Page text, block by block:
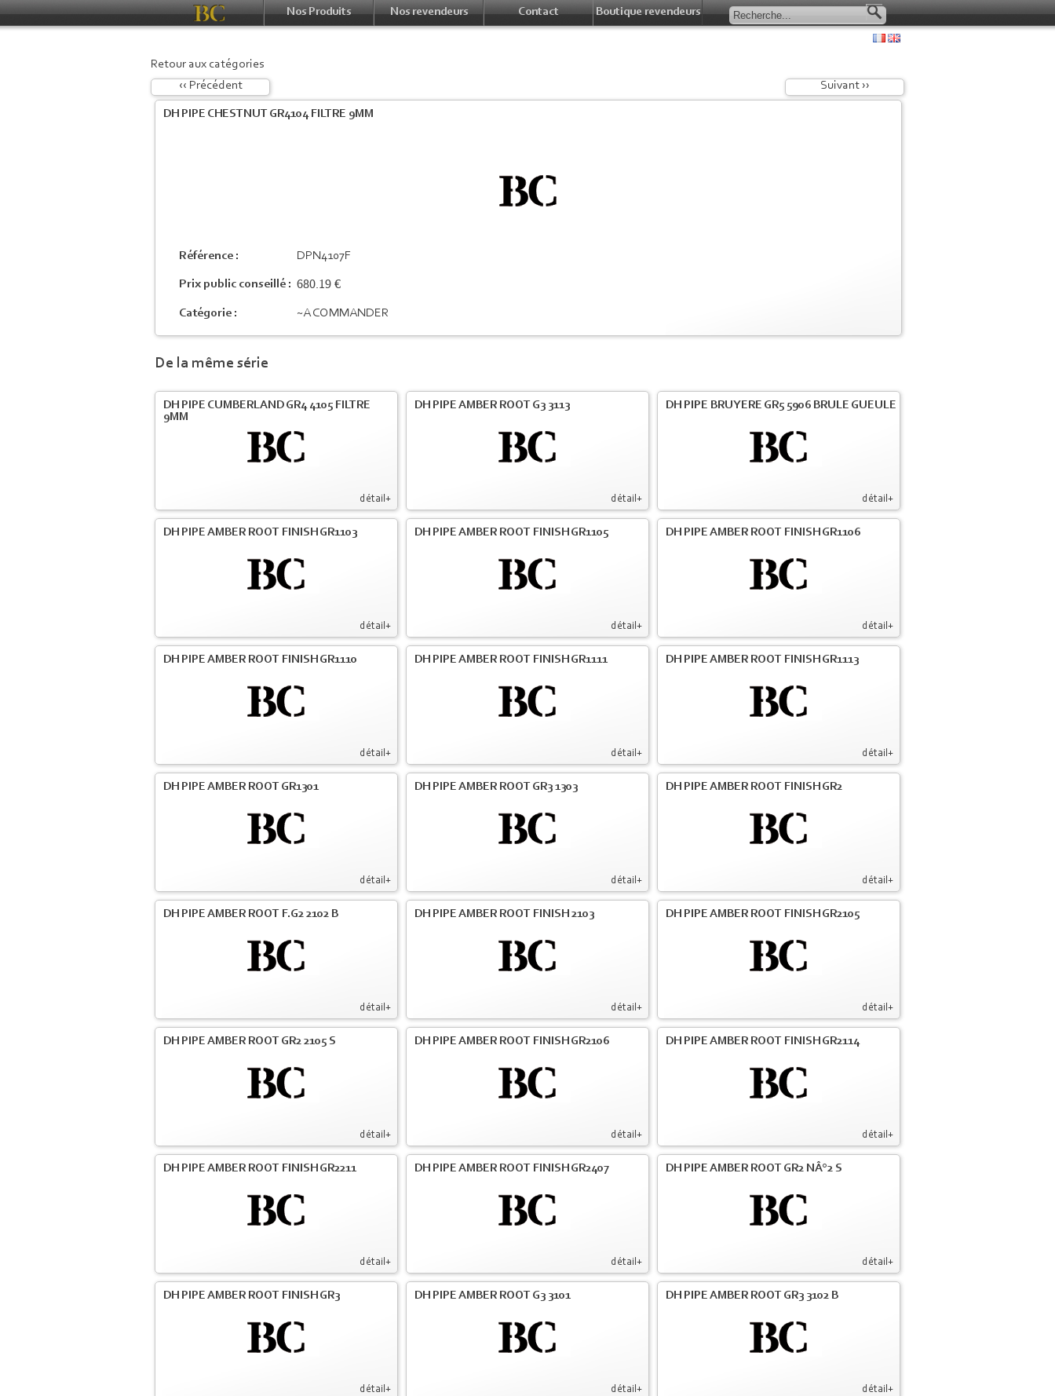
Nos Produits Nos revendeurs Contact Boutique revendeurs
Retour aux catégories
‹‹ Précédent
Suivant ››
DH PIPE CHESTNUT GR4104 FILTRE 9MM
Référence : DPN4107F
Prix public conseillé : 680.19 €
Catégorie : ~A COMMANDER
De la même série
détail+
DH PIPE CUMBERLAND GR4 4105 FILTRE
9MM
détail+
DH PIPE AMBER ROOT G3 3113
détail+
DH PIPE BRUYERE GR5 5906 BRULE GUEULE
détail+
DH PIPE AMBER ROOT FINISH GR1103
détail+
DH PIPE AMBER ROOT FINISH GR1105
détail+
DH PIPE AMBER ROOT FINISH GR1106
détail+
DH PIPE AMBER ROOT FINISH GR1110
détail+
DH PIPE AMBER ROOT FINISH GR1111
détail+
DH PIPE AMBER ROOT FINISH GR1113
détail+
DH PIPE AMBER ROOT GR1301
détail+
DH PIPE AMBER ROOT GR3 1303
détail+
DH PIPE AMBER ROOT FINISH GR2
détail+
DH PIPE AMBER ROOT F.G2 2102 B
détail+
DH PIPE AMBER ROOT FINISH 2103
détail+
DH PIPE AMBER ROOT FINISH GR2105
détail+
DH PIPE AMBER ROOT GR2 2105 S
détail+
DH PIPE AMBER ROOT FINISH GR2106
détail+
DH PIPE AMBER ROOT FINISH GR2114
détail+
DH PIPE AMBER ROOT FINISH GR2211
détail+
DH PIPE AMBER ROOT FINISH GR2407
détail+
DH PIPE AMBER ROOT GR2 NÂ°2 S
détail+
DH PIPE AMBER ROOT FINISH GR3
détail+
DH PIPE AMBER ROOT G3 3101
détail+
DH PIPE AMBER ROOT GR3 3102 B